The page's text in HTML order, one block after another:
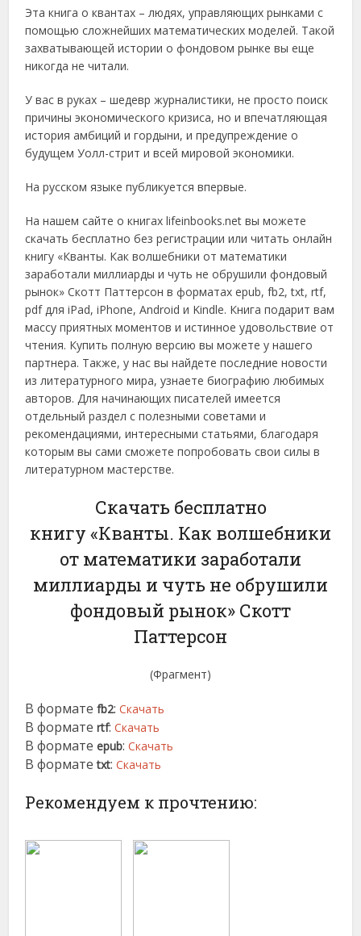
Эта книга о квантах – людях, управляющих рынками с
помощью сложнейших математических моделей. Такой
захватывающей истории о фондовом рынке вы еще
никогда не читали.
У вас в руках – шедевр журналистики, не просто поиск
причины экономического кризиса, но и впечатляющая
история амбиций и гордыни, и предупреждение о
будущем Уолл-стрит и всей мировой экономики.
На русском языке публикуется впервые.
На нашем сайте о книгах lifeinbooks.net вы можете
скачать бесплатно без регистрации или читать онлайн
книгу «Кванты. Как волшебники от математики
заработали миллиарды и чуть не обрушили фондовый
рынок» Скотт Паттерсон в форматах epub, fb2, txt, rtf,
pdf для iPad, iPhone, Android и Kindle. Книга подарит вам
массу приятных моментов и истинное удовольствие от
чтения. Купить полную версию вы можете у нашего
партнера. Также, у нас вы найдете последние новости
из литературного мира, узнаете биографию любимых
авторов. Для начинающих писателей имеется
отдельный раздел с полезными советами и
рекомендациями, интересными статьями, благодаря
которым вы сами сможете попробовать свои силы в
литературном мастерстве.
Скачать бесплатно
книгу «Кванты. Как волшебники
от математики заработали
миллиарды и чуть не обрушили
фондовый рынок» Скотт
Паттерсон
(Фрагмент)
В форматеfb2:Скачать
В форматеrtf:Скачать
В форматеepub:Скачать
В форматеtxt:Скачать
Рекомендуем к прочтению: